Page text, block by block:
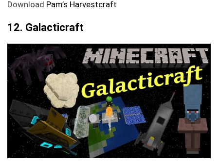
Download Pam’s Harvestcraft
12. Galacticraft